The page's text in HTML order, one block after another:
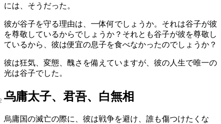
には、そうだった。
彼が谷子を守る理由は、一体何でしょうか。それは谷子が彼
を尊敬しているからでしょうか？それとも谷子が彼を尊敬し
ているから、彼は便宜の息子を食べなかったのでしょうか？
彼は狂気、変態、醜さを備えていますが、彼の人生で唯一の
光は谷子でした。
乌庸太子、君吾、白無相
烏庸国の滅亡の際に、彼は戦争を避け、誰も傷つけたくな